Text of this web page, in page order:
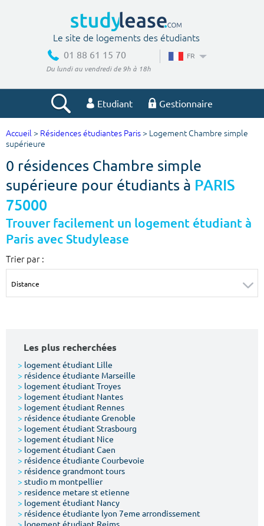
Le site de logements des étudiants
01 88 61 15 70
Du lundi au vendredi de 9h à 18h
FR
Etudiant Gestionnaire
Votre recherche
Ville, école
Budget min
€
Budget max
m² m²
Votre date d'entrée
Chercher
Accueil > Résidences étudiantes Paris > Logement Chambre simple
supérieure
0 résidences Chambre simple
supérieure pour étudiants à PARIS
75000
Trouver facilement un logement étudiant à
Paris avec Studylease
Trier par :
Les plus recherchées
> logement étudiant Lille
> résidence étudiante Marseille
> logement étudiant Troyes
> logement étudiant Nantes
> logement étudiant Rennes
> résidence étudiante Grenoble
> logement étudiant Strasbourg
> logement étudiant Nice
> logement étudiant Caen
> résidence étudiante Courbevoie
> résidence grandmont tours
> studio m montpellier
> residence metare st etienne
> logement étudiant Nancy
> résidence étudiante lyon 7eme arrondissement
> logement étudiant Reims